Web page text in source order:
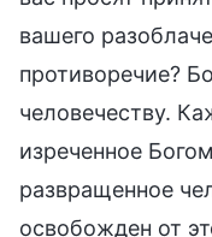
вашего
противоречие?
человечеству.
изреченное
развращенное
освобожден от